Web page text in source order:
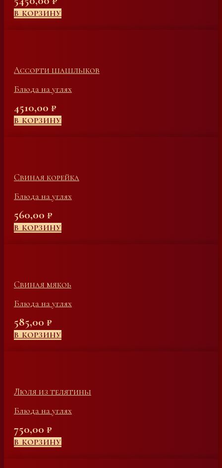
В КОРЗИНУ
Ассорти шашлыков
Блюда на углях
4510,00 ₽
В КОРЗИНУ
Свиная корейка
Блюда на углях
560,00 ₽
В КОРЗИНУ
Свиная мякоь
Блюда на углях
585,00 ₽
В КОРЗИНУ
Люля из телятины
Блюда на углях
750,00 ₽
В КОРЗИНУ